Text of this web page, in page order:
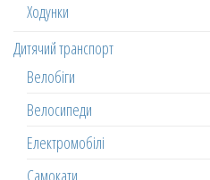
Ходунки
Дитячий транспорт
Велобіги
Велосипеди
Електромобілі